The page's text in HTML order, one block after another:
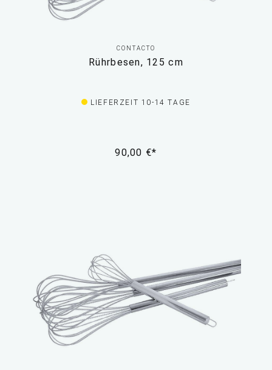
CONTACTO
Rührbesen, 125 cm
LIEFERZEIT 10-14 TAGE
90,00 €*